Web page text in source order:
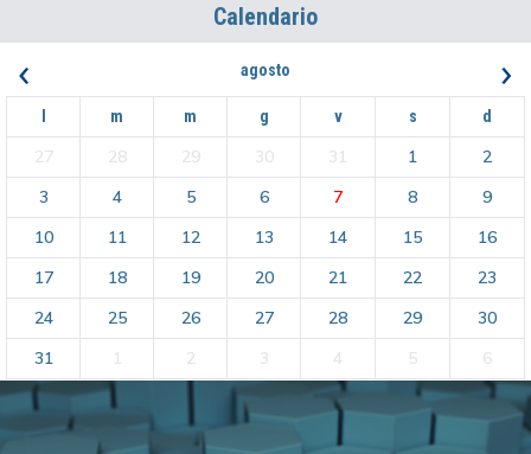
Calendario
‹ agosto ›
m m g v s d
27 28 29 30 31 1
2
3
4 5 6 7 8
9
10
11 12 13 14 15
16
17
18 19 20 21 22
23
24
25 26 27 28 29
30
31
1 2 3 4 5 6